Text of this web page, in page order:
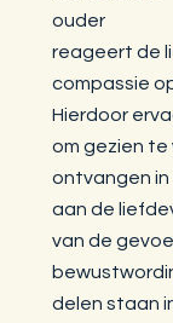
ouder
reageert de
compassie
Hierdoor
om gezien te
ontvangen in
aan de
van de
delen staan